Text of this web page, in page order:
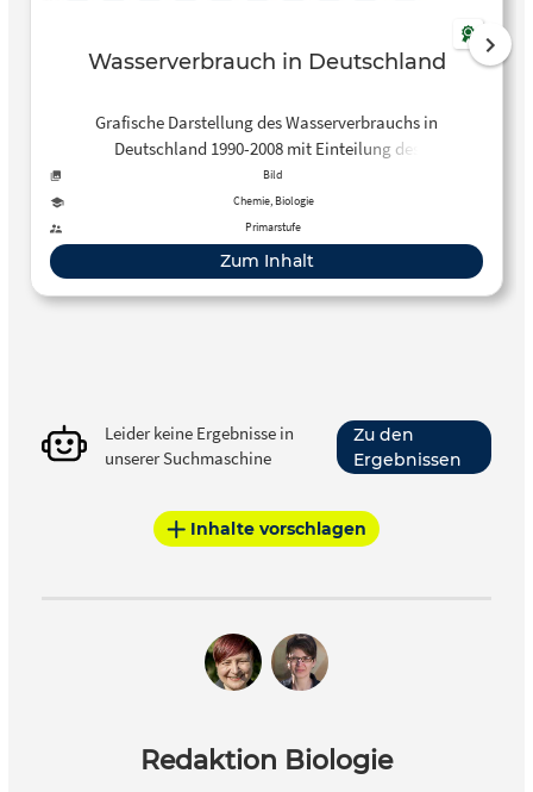
Wasserverbrauch in Deutschland
Grafische Darstellung des Wasserverbrauchs in
Deutschland 1990-2008 mit Einteilung des
Wassergebrauchs in unterschiedlichen Sparten (Baden,
Toilettenspülung, Wäschewaschen, Trinken etc.)
Bild
Chemie, Biologie
Primarstufe
Zum Inhalt
Leider keine Ergebnisse in
unserer Suchmaschine
Zu den
Ergebnissen
Inhalte vorschlagen
Redaktion Biologie